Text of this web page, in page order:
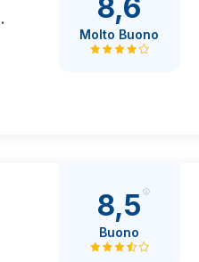
8,6
Molto Buono
8,5
Buono